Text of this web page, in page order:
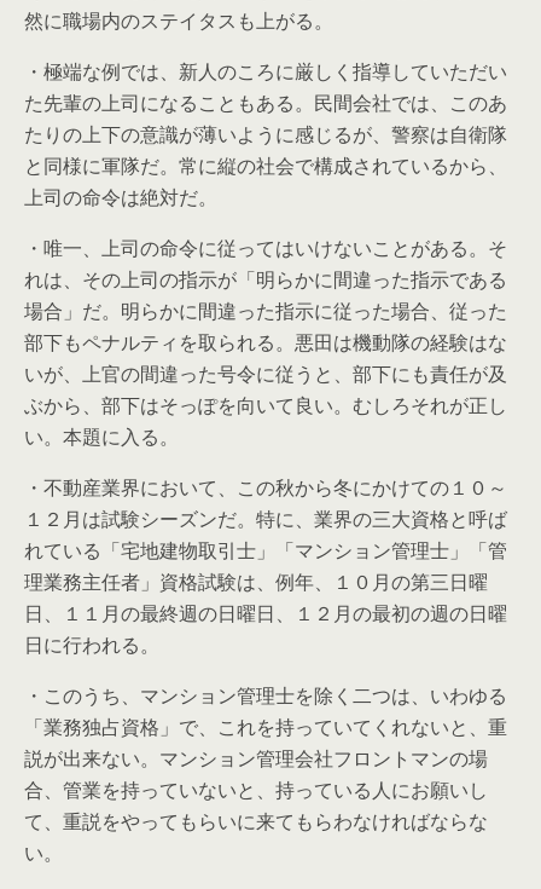
然に職場内のステイタスも上がる。
・極端な例では、新人のころに厳しく指導していただい
た先輩の上司になることもある。民間会社では、このあ
たりの上下の意識が薄いように感じるが、警察は自衛隊
と同様に軍隊だ。常に縦の社会で構成されているから、
上司の命令は絶対だ。
・唯一、上司の命令に従ってはいけないことがある。そ
れは、その上司の指示が「明らかに間違った指示である
場合」だ。明らかに間違った指示に従った場合、従った
部下もペナルティを取られる。悪田は機動隊の経験はな
いが、上官の間違った号令に従うと、部下にも責任が及
ぶから、部下はそっぽを向いて良い。むしろそれが正し
い。本題に入る。
・不動産業界において、この秋から冬にかけての１０～
１２月は試験シーズンだ。特に、業界の三大資格と呼ば
れている「宅地建物取引士」「マンション管理士」「管
理業務主任者」資格試験は、例年、１０月の第三日曜
日、１１月の最終週の日曜日、１２月の最初の週の日曜
日に行われる。
・このうち、マンション管理士を除く二つは、いわゆる
「業務独占資格」で、これを持っていてくれないと、重
説が出来ない。マンション管理会社フロントマンの場
合、管業を持っていないと、持っている人にお願いし
て、重説をやってもらいに来てもらわなければならな
い。